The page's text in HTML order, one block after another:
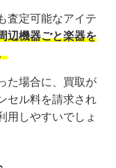
査定可能なアイテ
辺機器ごと楽器を
た場合に、買取が
セル料を請求され
用しやすいでしょ